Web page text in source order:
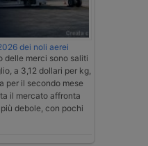
dei noli aerei
delle merci sono saliti
a 3,12 dollari per kg,
per il secondo mese
il mercato affronta
debole, con pochi